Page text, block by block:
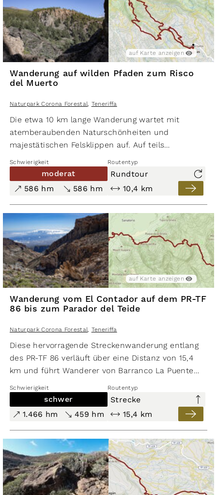
auf Karte anzeigen
Wanderung auf wilden Pfaden zum Risco
del Muerto
Naturpark Corona Forestal, Teneriffa
Die etwa 10 km lange Wanderung wartet mit
atemberaubenden Naturschönheiten und
majestätischen Felsklippen auf. Auf teils
verwilderten Pfaden durchwandert man tiefe
Schluchten und taucht in eine unberührte Natur
ein. Rund umLas Vegasbietet sich eine
geschichtsträchtige Kulturlandschaft, die bis heute
gut erhalten ist und einen faszinierenden Einblick
in vergangene Zeiten gewährt.
Schwierigkeit Routentyp
moderat
Rundtour
586 hm
586 hm 10,4 km
auf Karte anzeigen
Wanderung vom El Contador auf dem PR-TF
86 bis zum Parador del Teide
Naturpark Corona Forestal, Teneriffa
Diese hervorragende Streckenwanderung entlang
des PR-TF 86 verläuft über eine Distanz von 15,4
km und führt Wanderer von Barranco La Puente
bis zum
Parador del Teide
abwechslungsreiches Erlebnis voller spektakulärer
Einblicke in tiefe Schluchten, beeindruckende
Felswände und alpines Gelände. Der Aufstieg ist
kontinuierlich und endet erst auf der letzten
Etappe von der Degollada de Guajara bis zum
Parador del Teide bergab. Der atemberaubende
Blick von der Anhöhe auf große Teile des
Nationalparks El Teide und die beeindruckende
Schwierigkeit Routentyp
schwer
Strecke
1.466 hm
459 hm 15,4 km